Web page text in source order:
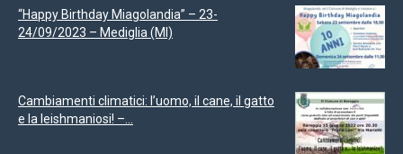
“Happy Birthday Miagolandia” – 23-
24/09/2023 – Mediglia (MI)
Cambiamenti climatici: l’uomo, il cane, il gatto
e la leishmaniosi! –...